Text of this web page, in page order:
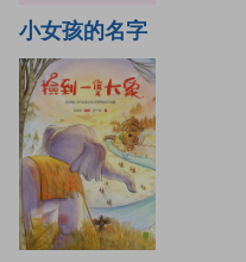
小女孩的名字